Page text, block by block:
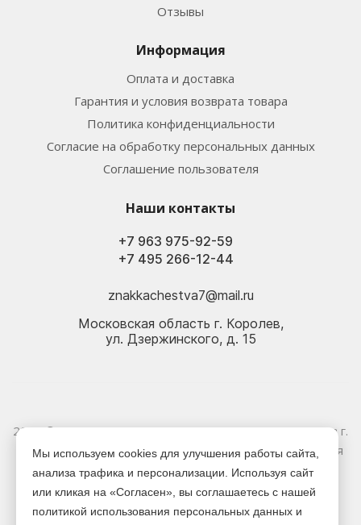
Отзывы
Информация
Оплата и доставка
Гарантия и условия возврата товара
Политика конфиденциальности
Согласие на обработку персональных данных
Соглашение пользователя
Наши контакты
+7 495 266-12-44
+7 963 975-92-59
znakkachestva7@mail.ru
Московская область г. Королев,
ул. Дзержинского, д. 15
2026 © Электрика оптом и в розницу - Магазин-склад в г.
Королёв. Информация, указанная на сайте, не является
публичной офертой.
Версия для печати
Мы используем cookies для улучшения работы сайта,
анализа трафика и персонализации. Используя сайт
или кликая на «Согласен», вы соглашаетесь с нашей
политикой использования персональных данных и